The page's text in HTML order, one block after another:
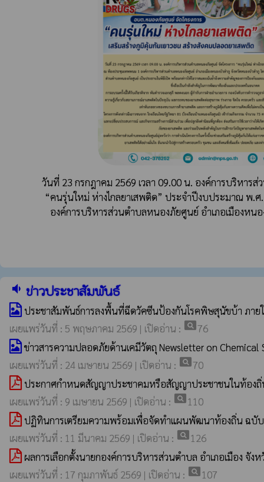
วันที่ 23 กรกฎาคม 2569 เวลา 09.00 น. องค์การบริหาร
“คนรุ่นใหม่ ห่างไกลยาเสพติด” ประจำปีงบประมาณ พ.
องค์การบริหารส่วนตำบลหนองภัยศูนย์ อำเภอเมืองหน
volume_down ข่าวประชาสัมพันธ์
ประชาสัมพันธ์การลงพื้นที่ฉีดวัคซีนป้องกันโรคพิษสุนัขบ้า ภาย
เผยแพร่วันที่ : 5 พฤษภาคม 2569 | เปิดอ่าน : pageview76
ข่าวสารความปลอดภัยด้านเคมีวัตถุ Newsletter on Chemical
เผยแพร่วันที่ : 24 เมษายน 2569 | เปิดอ่าน : pageview70
ประกาศกำหนดสัญญาประชาคมหรือสัญญาประชาชนในท้อง
เผยแพร่วันที่ : 9 เมษายน 2569 | เปิดอ่าน : pageview110
ปฏิทินการเตรียมความพร้อมเพื่อจัดทำแผนพัฒนาท้องถิ่น ฉบั
เผยแพร่วันที่ : 11 มีนาคม 2569 | เปิดอ่าน : pageview126
ผลการเลือกตั้งนายกองค์การบริหารส่วนตำบล อำเภอเมือง จัง
เผยแพร่วันที่ : 17 กุมภาพันธ์ 2569 | เปิดอ่าน : pageview107